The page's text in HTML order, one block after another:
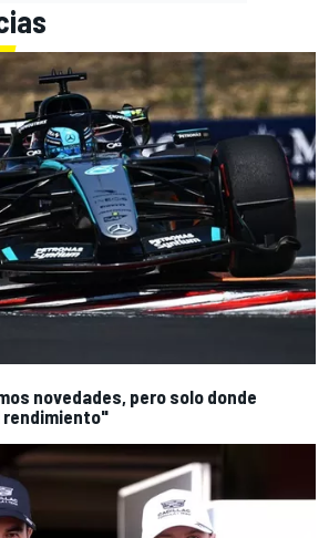
novedades, pero solo donde
rendimiento"